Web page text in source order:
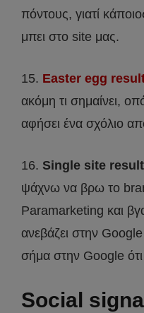
πόντους, γιατί
μπει στο site μας.
15. Easter egg
ακόμη τι σημαίνει,
αφήσει ένα σχόλιο
16. Single site
ψάχνω να βρω το
Paramarketing και
ανεβάζει στην Google
σήμα στην Google
Social